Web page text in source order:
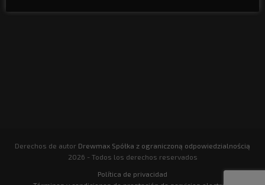
Derechos de autor Drewmax Spółka z ograniczoną odpowiedzialnością
2026 - Todos los derechos reservados
Política de privacidad